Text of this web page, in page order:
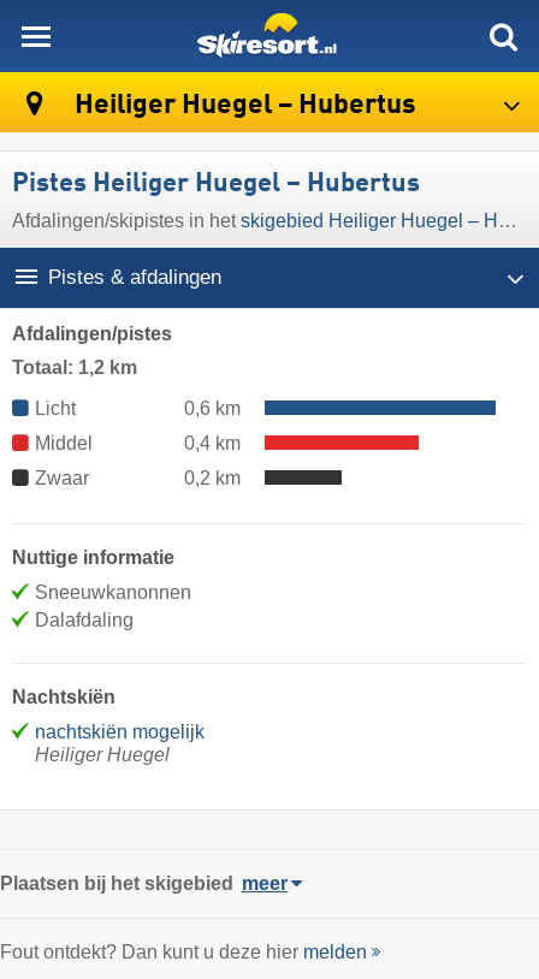
Heiliger Huegel – Hubertus
Pistes Heiliger Huegel – Hubertus
Afdalingen/​skipistes in hetskigebied Heiliger Huegel – Hubertus
Pistes & afdalingen
Afdalingen/pistes
Totaal: 1,2 km
Licht
0,6 km
Middel
0,4 km
Zwaar
0,2 km
Nuttige informatie
Sneeuwkanonnen
Dalafdaling
Nachtskiën
nachtskiën mogelijk
Heiliger Huegel
Plaatsen bij het skigebied meer
Fout ontdekt? Dan kunt u deze hier melden